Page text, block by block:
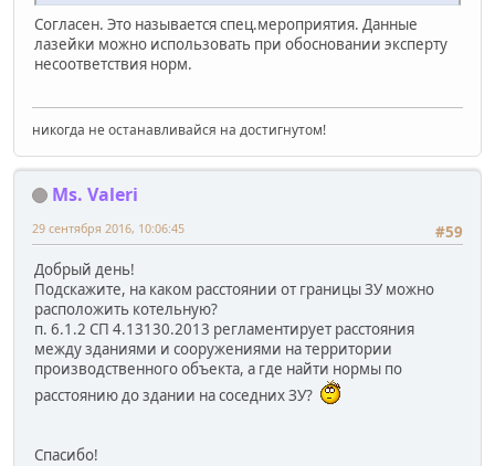
Согласен. Это называется спец.мероприятия. Данные
лазейки можно использовать при обосновании эксперту
несоответствия норм.
никогда не останавливайся на достигнутом!
Ms. Valeri
#59
29 сентября 2016, 10:06:45
Добрый день!
Подскажите, на каком расстоянии от границы ЗУ можно
расположить котельную?
п. 6.1.2 СП 4.13130.2013 регламентирует расстояния
между зданиями и сооружениями на территории
производственного объекта, а где найти нормы по
расстоянию до здании на соседних ЗУ?
Спасибо!